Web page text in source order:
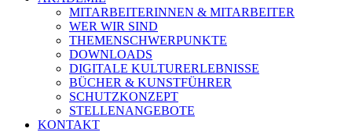
MITARBEITERINNEN & MITARBEITER
WER WIR SIND
THEMENSCHWERPUNKTE
DOWNLOADS
DIGITALE KULTURERLEBNISSE
BÜCHER & KUNSTFÜHRER
SCHUTZKONZEPT
STELLENANGEBOTE
KONTAKT